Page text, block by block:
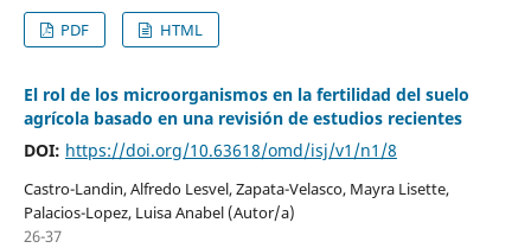
PDF
HTML
El rol de los microorganismos en la fertilidad del suelo
agrícola basado en una revisión de estudios recientes
DOI: https://doi.org/10.63618/omd/isj/v1/n1/8
Castro-Landin, Alfredo Lesvel, Zapata-Velasco, Mayra Lisette,
Palacios-Lopez, Luisa Anabel (Autor/a)
26-37